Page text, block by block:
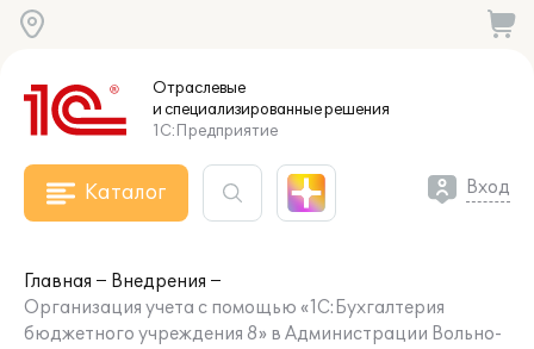
Отраслевые
и специализированныерешения
1С:Предприятие
Каталог Вход
Главная
Внедрения
Организация учета с помощью «1С:Бухгалтерия
бюджетного учреждения 8» в Администрации Вольно-